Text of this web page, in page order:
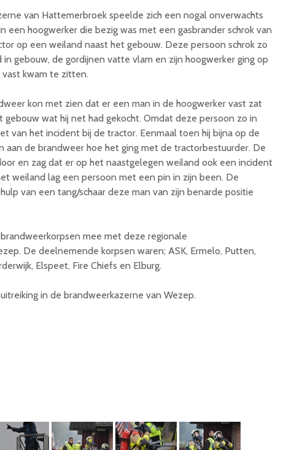
van Hattemerbroek speelde zich een nogal onverwachts
een hoogwerker die bezig was met een gasbrander schrok van
op een weiland naast het gebouw. Deze persoon schrok zo
gebouw, de gordijnen vatte vlam en zijn hoogwerker ging op
kwam te zitten.
kon met zien dat er een man in de hoogwerker vast zat
gebouw wat hij net had gekocht. Omdat deze persoon zo in
van het incident bij de tractor. Eenmaal toen hij bijna op de
aan de brandweer hoe het ging met de tractorbestuurder. De
en zag dat er op het naastgelegen weiland ook een incident
weiland lag een persoon met een pin in zijn been. De
van een tang/schaar deze man van zijn benarde positie
mee met deze regionale
De deelnemende korpsen waren; ASK, Ermelo, Putten,
Elspeet, Fire Chiefs en Elburg.
in de brandweerkazerne van Wezep.